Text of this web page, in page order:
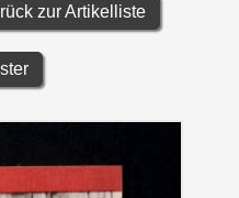
zur Artikelliste